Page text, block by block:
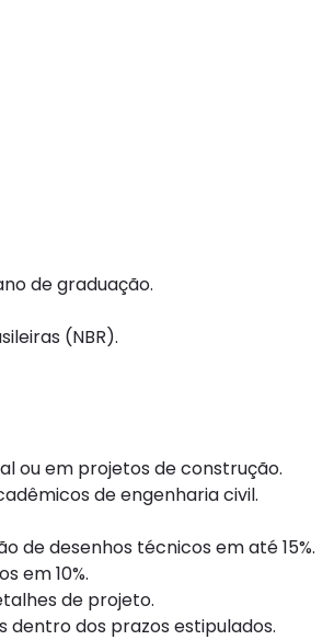
de graduação.
(NBR).
ou em projetos de construção.
de engenharia civil.
de desenhos técnicos em até 15%.
em 10%.
de projeto.
dos prazos estipulados.